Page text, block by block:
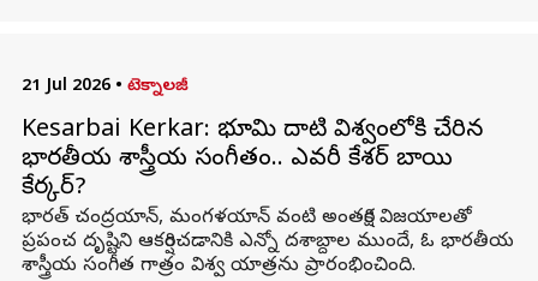
21 Jul 2026 • టెక్నాలజీ
Kesarbai Kerkar: భూమి దాటి విశ్వంలోకి చేరిన
భారతీయ శాస్త్రీయ సంగీతం.. ఎవరీ కేశర్ బాయి
కేర్కర్?
భారత్ చంద్రయాన్, మంగళయాన్ వంటి అంతరిక్ష విజయాలతో
ప్రపంచ దృష్టిని ఆకర్షించడానికి ఎన్నో దశాబ్దాల ముందే, ఓ భారతీయ
శాస్త్రీయ సంగీత గాత్రం విశ్వ యాత్రను ప్రారంభించింది.